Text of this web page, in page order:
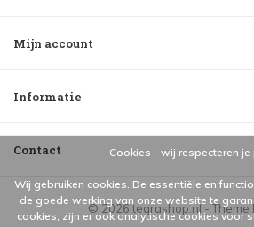
Mijn account
Informatie
Contact
© 2026 tegrashop.nl - Theme
Cookies - wij respecteren je
Wij gebruiken cookies. De essentiële en
de goede werking van onze website te
cookies, zijn er ook analytische cookies voor